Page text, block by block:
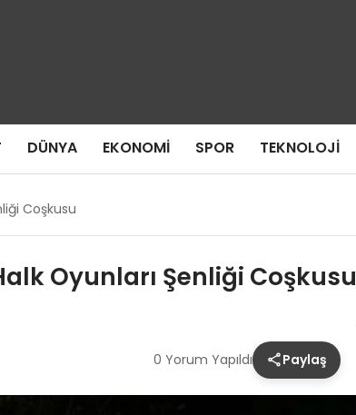
DÜNYA EKONOMI SPOR TEKNOLOJI
Coşkusu
Oyunları Şenliği Coşkusu
0 Yorum Yapıldı Paylaş